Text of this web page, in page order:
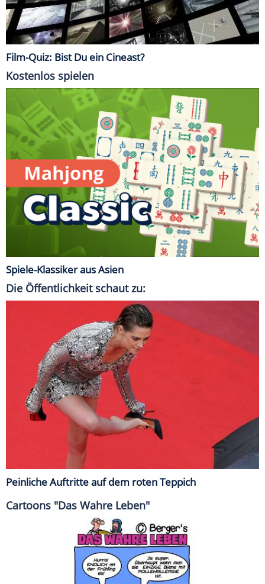
Film-Quiz: Bist Du ein Cineast?
Kostenlos spielen
Spiele-Klassiker aus Asien
Die Öffentlichkeit schaut zu:
Peinliche Auftritte auf dem roten Teppich
Cartoons "Das Wahre Leben"